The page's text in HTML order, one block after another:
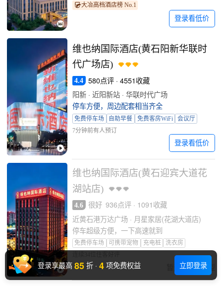
大冶高档酒店榜 No.1
登录看低价
维也纳国际酒店(黄石阳新华联时
代广场店)
4.4
580点评 · 4551收藏
阳新 · 近阳新站 · 华联时代广场
停车方便，周边配套相当齐全
免费停车场 自助早餐 免费客房WiFi
会议厅
7分钟前有人预订
登录看低价
维也纳国际酒店(黄石迎宾大道花
湖站店)
4.6 很好 936点评 · 1091收藏
近黄石港万达广场 · 月星家居(花湖大道店)
停车超级方便，一下高速就到
免费停车场 可携带宠物 充电桩
洗衣房
暂无可预订房型
登录享最高 85 折 · 4 项免费权益 立即登录